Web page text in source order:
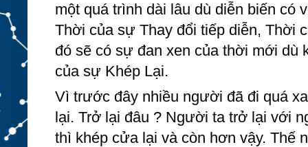
một quá trình dài lâu dù diễn biến có
Thời của sự Thay đổi tiếp diễn, Thời
đó sẽ có sự đan xen của thời mới dù
của sự Khép Lại.
Vì trước đây nhiều người đã đi quá
lại. Trở lại đâu ? Người ta trở lại với
thì khép cửa lại và còn hơn vậy. Thế